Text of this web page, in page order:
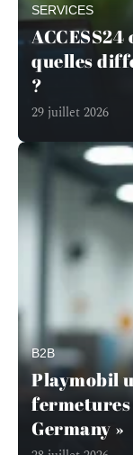
SERVICES
quelles
?
29 juillet 2026
B2B
Playmobil
fermetures
Germany »